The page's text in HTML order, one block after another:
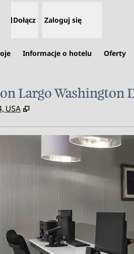
Dołącz Zaloguj się
Informacje o hotelu Oferty
Largo Washington
USA ,